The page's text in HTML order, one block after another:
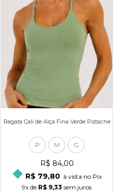
Regata Cali de Alça Fina Verde Pistache
P M G
R$ 84,00
R$ 79,80 à vista no Pix
9x de R$ 9,33 sem juros